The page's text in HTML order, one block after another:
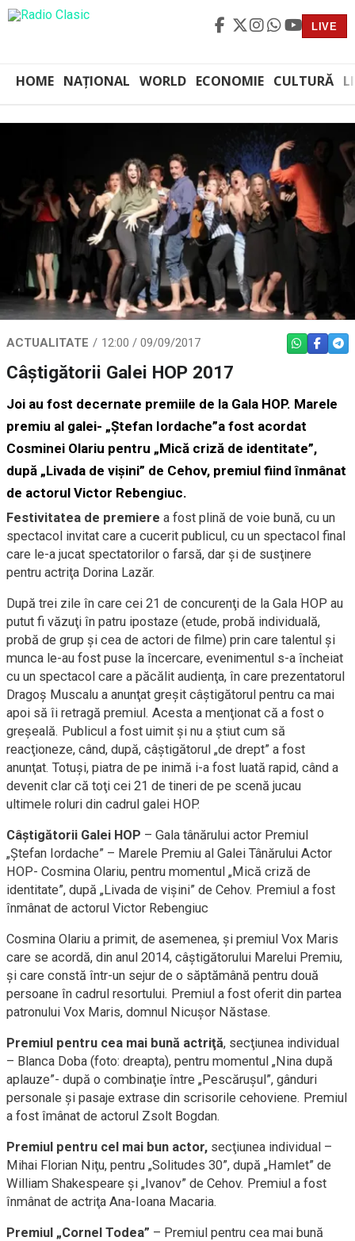
LIVE
HOME NAȚIONAL WORLD ECONOMIE CULTURĂ
ACTUALITATE 12:00 / 09/09/2017 WHATSAPP
Câştigătorii Galei HOP 2017
Joi au fost decernate premiile de la Gala HOP. Marele
premiu al galei- „Ştefan Iordache”a fost acordat
Cosminei Olariu pentru „Mică criză de identitate”,
după „Livada de vişini” de Cehov, premiul fiind înmânat
de actorul Victor Rebengiuc.
Festivitatea de premiere a fost plină de voie bună, cu un
spectacol invitat care a cucerit publicul, cu un spectacol final
care le-a jucat spectatorilor o farsă, dar şi de susţinere
pentru actriţa Dorina Lazăr.
După trei zile în care cei 21 de concurenţi de la Gala HOP au
putut fi văzuţi în patru ipostaze (etude, probă individuală,
probă de grup şi cea de actori de filme) prin care talentul şi
munca le-au fost puse la încercare, evenimentul s-a încheiat
cu un spectacol care a păcălit audienţa, în care prezentatorul
Dragoş Muscalu a anunţat greşit câştigătorul pentru ca mai
apoi să îi retragă premiul. Acesta a menţionat că a fost o
greşeală. Publicul a fost uimit şi nu a ştiut cum să
reacţioneze, când, după, câştigătorul „de drept” a fost
anunţat. Totuşi, piatra de pe inimă i-a fost luată rapid, când a
devenit clar că toţi cei 21 de tineri de pe scenă jucau
ultimele roluri din cadrul galei HOP.
Câştigătorii Galei HOP – Gala tânărului actor Premiul
„Ştefan Iordache” – Marele Premiu al Galei Tânărului Actor
HOP- Cosmina Olariu, pentru momentul „Mică criză de
identitate”, după „Livada de vişini” de Cehov. Premiul a fost
înmânat de actorul Victor Rebengiuc
Cosmina Olariu a primit, de asemenea, şi premiul Vox Maris
care se acordă, din anul 2014, câştigătorului Marelui Premiu,
şi care constă într-un sejur de o săptămână pentru două
persoane în cadrul resortului. Premiul a fost oferit din partea
patronului Vox Maris, domnul Nicuşor Năstase.
Premiul pentru cea mai bună actriţă, secţiunea individual
– Blanca Doba (foto: dreapta), pentru momentul „Nina după
aplauze”- după o combinaţie între „Pescăruşul”, gânduri
personale şi pasaje extrase din scrisorile cehoviene. Premiul
a fost îmânat de actorul Zsolt Bogdan.
Premiul pentru cel mai bun actor, secţiunea individual –
Mihai Florian Niţu, pentru „Solitudes 30”, după „Hamlet” de
William Shakespeare şi „Ivanov” de Cehov. Premiul a fost
înmânat de actriţa Ana-Ioana Macaria.
Premiul „Cornel Todea” – Premiul pentru cea mai bună